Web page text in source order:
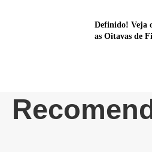
Definido! Veja
as Oitavas de